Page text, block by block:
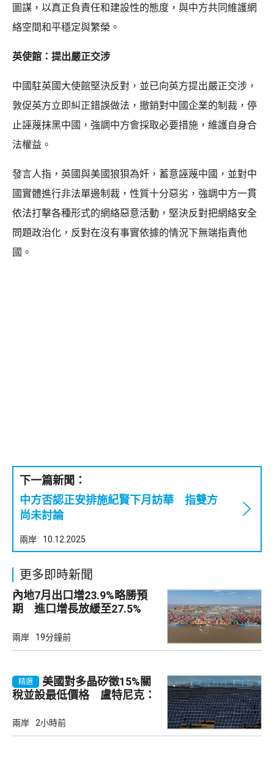
圖謀，以真正負責任和建設性的態度，與中方共同維護網
絡空間和平穩定與繁榮。
英使館：提出嚴正交涉
中國駐英國大使館堅決反對，並已向英方提出嚴正交涉，
敦促英方立即糾正錯誤做法，撤銷對中國企業的制裁，停
止誣蔑抹黑中國，強調中方會採取必要措施，維護自身合
法權益。
發言人指，英國與美國狼狽為奸，蓄意誣蔑中國，並對中
國實體進行非法單邊制裁，性質十分惡劣，強調中方一貫
依法打擊各種形式的網絡惡意活動，堅決反對把網絡安全
問題政治化，反對在沒有事實依據的情況下無端指責他
國。
下一篇新聞：
中方否認正安排施紀賢下月訪華 指雙方
尚未討論
兩岸 10.12.2025
更多即時新聞
內地7月出口增23.9%略勝預
期 進口增長放緩至27.5%
兩岸 19分鐘前
精選
美國對多晶矽徵15%關
稅並設最低價格 盧特尼克：
兩岸 2小時前